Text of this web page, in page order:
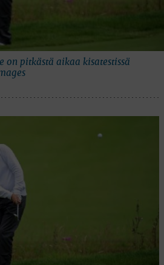
pitkästä aikaa kisatestissä